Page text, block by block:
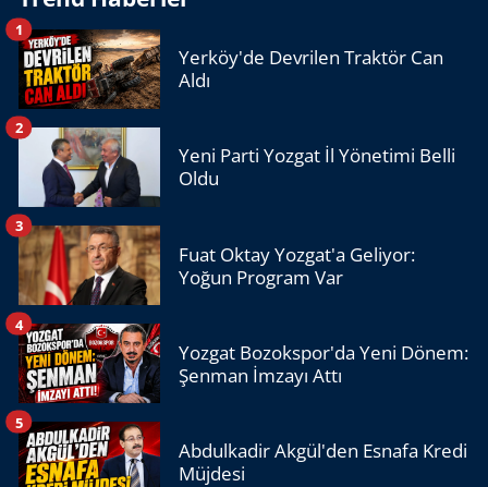
Yerköy'de Devrilen Traktör Can
Aldı
1
Yeni Parti Yozgat İl Yönetimi Belli
Oldu
2
Fuat Oktay Yozgat'a Geliyor:
Yoğun Program Var
3
Yozgat Bozokspor'da Yeni Dönem:
Şenman İmzayı Attı
4
Abdulkadir Akgül'den Esnafa Kredi
Müjdesi
5